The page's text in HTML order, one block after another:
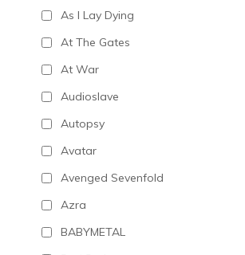
As I Lay Dying
At The Gates
At War
Audioslave
Autopsy
Avatar
Avenged Sevenfold
Azra
BABYMETAL